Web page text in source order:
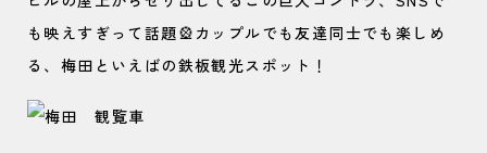
も映えすぎって話題🎡カップルでも友達同士でも楽しめ
る、梅田といえばの鉄板観光スポット！